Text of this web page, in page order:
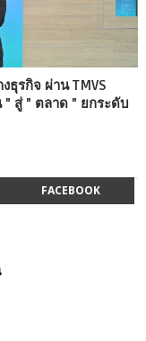
รกิจ ผ่าน TMVS
" สู่ " ตลาด " ยกระดับ
FACEBOOK